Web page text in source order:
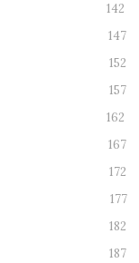
142
147
152
157
162
167
172
177
182
187